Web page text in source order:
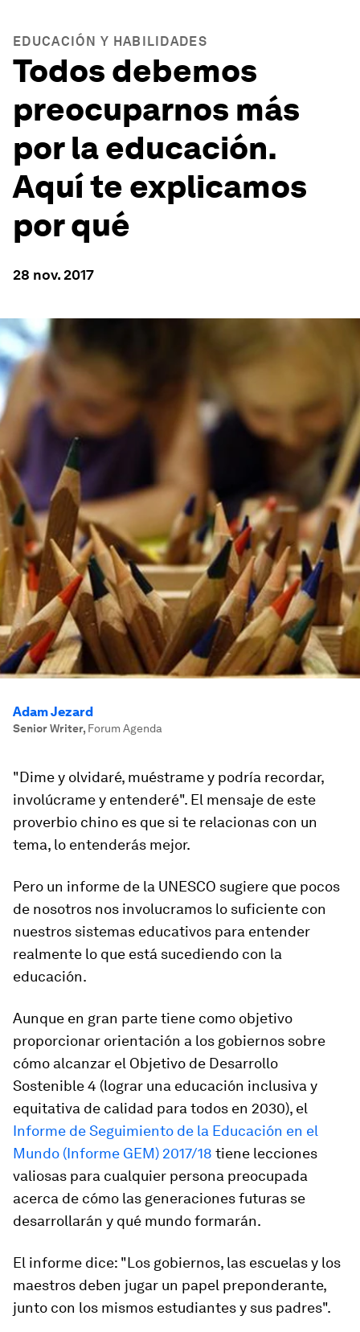
EDUCACIÓN Y HABILIDADES
Todos debemos
preocuparnos más
por la educación.
Aquí te explicamos
por qué
28 nov. 2017
Adam Jezard
Senior Writer, Forum Agenda
"Dime y olvidaré, muéstrame y podría recordar,
involúcrame y entenderé". El mensaje de este
proverbio chino es que si te relacionas con un
tema, lo entenderás mejor.
Pero un informe de la UNESCO sugiere que pocos
de nosotros nos involucramos lo suficiente con
nuestros sistemas educativos para entender
realmente lo que está sucediendo con la
educación.
Aunque en gran parte tiene como objetivo
proporcionar orientación a los gobiernos sobre
cómo alcanzar el Objetivo de Desarrollo
Sostenible 4 (lograr una educación inclusiva y
equitativa de calidad para todos en 2030), el
Informe de Seguimiento de la Educación en el
Mundo (Informe GEM) 2017/18 tiene lecciones
valiosas para cualquier persona preocupada
acerca de cómo las generaciones futuras se
desarrollarán y qué mundo formarán.
El informe dice: "Los gobiernos, las escuelas y los
maestros deben jugar un papel preponderante,
junto con los mismos estudiantes y sus padres".